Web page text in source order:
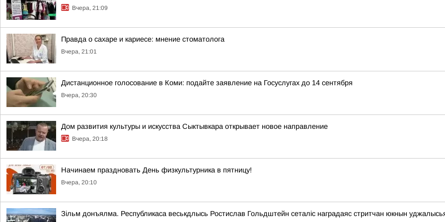
Вчера, 21:09
Правда о сахаре и кариесе: мнение стоматолога
Вчера, 21:01
Дистанционное голосование в Коми: подайте заявление на Госуслугах до 14 сентября
Вчера, 20:30
Дом развития культуры и искусства Сыктывкара открывает новое направление
Вчера, 20:18
Начинаем праздновать День физкультурника в пятницу!
Вчера, 20:10
Зільм донъялма. Республикаса веськдлысь Ростислав Гольдштейн сеталіс наградаяс стритчан юкнын